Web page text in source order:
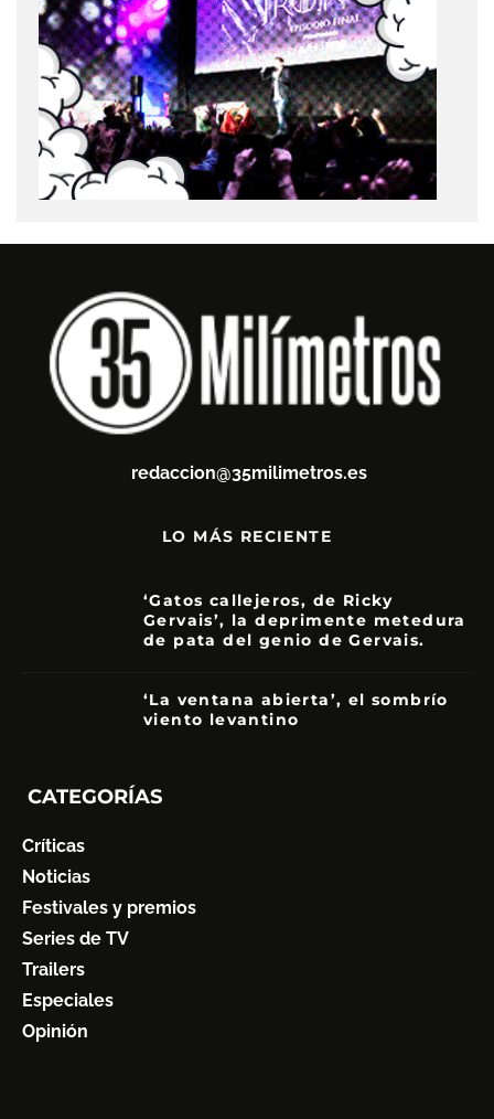
redaccion@35milimetros.es
LO MÁS RECIENTE
‘Gatos callejeros, de Ricky
Gervais’, la deprimente metedura
de pata del genio de Gervais.
‘La ventana abierta’, el sombrío
viento levantino
CATEGORÍAS
Críticas
Noticias
Festivales y premios
Series de TV
Trailers
Especiales
Opinión